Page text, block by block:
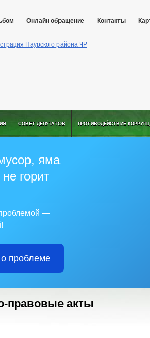
Онлайн обращение Контакты
СОВЕТ ДЕПУТАТОВ ПРОТИВОДЕЙСТВИЕ
яма
горит
—
проблеме
правовые акты